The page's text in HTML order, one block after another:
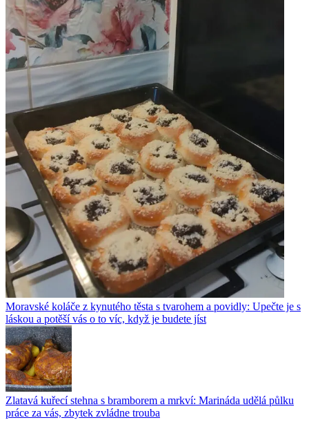
Moravské koláče z kynutého těsta s tvarohem a povidly: Upečte je s
láskou a potěší vás o to víc, když je budete jíst
Zlatavá kuřecí stehna s bramborem a mrkví: Marináda udělá půlku
práce za vás, zbytek zvládne trouba